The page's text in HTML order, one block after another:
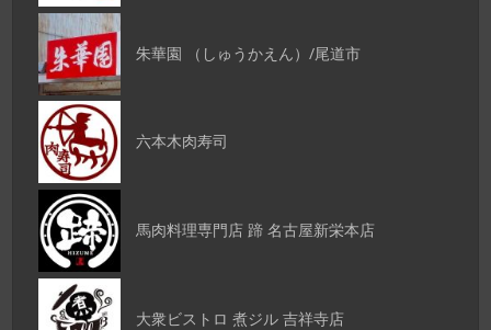
朱華園 （しゅうかえん）/尾道市
六本木肉寿司
馬肉料理専門店 蹄 名古屋新栄本店
大衆ビストロ 煮ジル 吉祥寺店